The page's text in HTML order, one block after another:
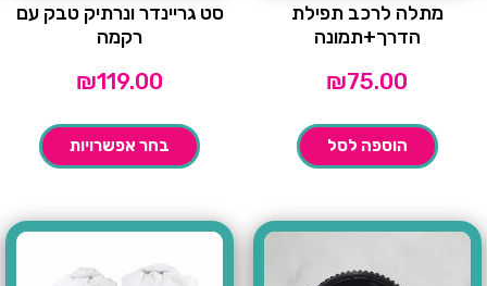
מתלה לרכב תפילת
הדרך+תמונה
₪75.00
הוספה לסל
סט גריינדר ונרתיק טבק עם
רקמה
₪119.00
בחר אפשרויות